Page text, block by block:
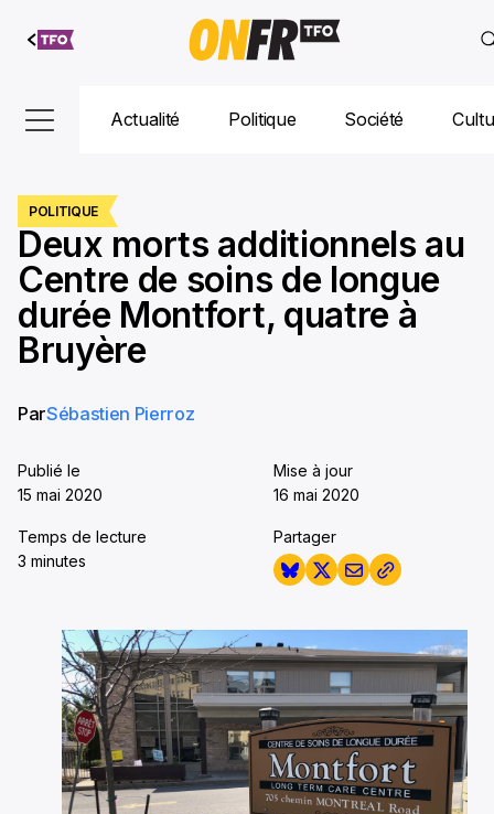
Aller au
contenu
Actualité Politique Société
POLITIQUE
Deux morts additionnels au
Centre de soins de longue
durée Montfort, quatre à
Bruyère
ParSébastien Pierroz
Publié le
15 mai 2020
Mise à jour
16 mai 2020
Temps de lecture
3 minutes
Partager